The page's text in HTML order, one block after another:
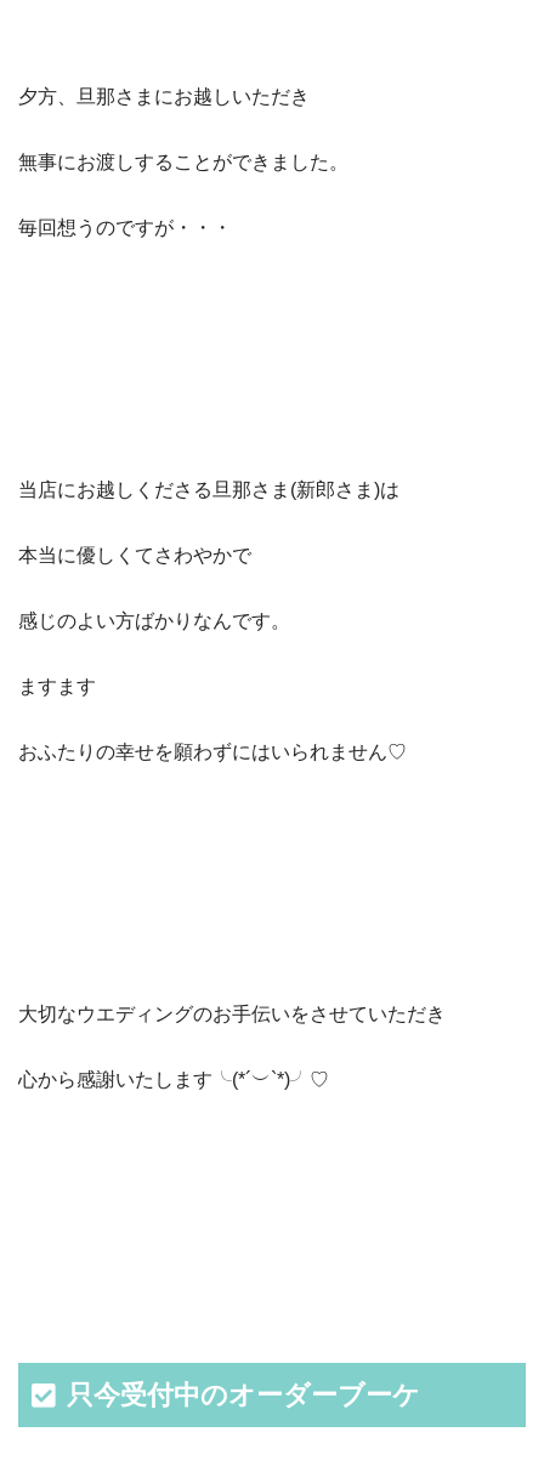
夕方、旦那さまにお越しいただき
無事にお渡しすることができました。
毎回想うのですが・・・
当店にお越しくださる旦那さま(新郎さま)は
本当に優しくてさわやかで
感じのよい方ばかりなんです。
ますます
おふたりの幸せを願わずにはいられません♡
大切なウエディングのお手伝いをさせていただき
心から感謝いたします╰(*´︶`*)╯♡
只今受付中のオーダーブーケ